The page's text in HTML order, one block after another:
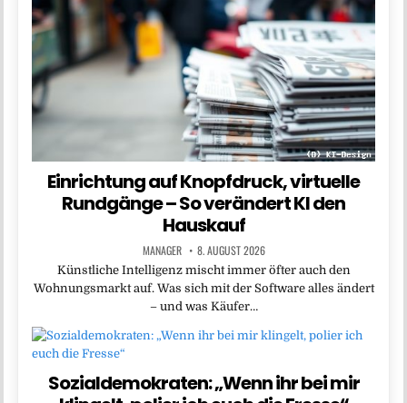
Einrichtung auf Knopfdruck, virtuelle
Rundgänge – So verändert KI den
Hauskauf
MANAGER 8. AUGUST 2026
Künstliche Intelligenz mischt immer öfter auch den
Wohnungsmarkt auf. Was sich mit der Software alles ändert
– und was Käufer…
Sozialdemokraten: „Wenn ihr bei mir